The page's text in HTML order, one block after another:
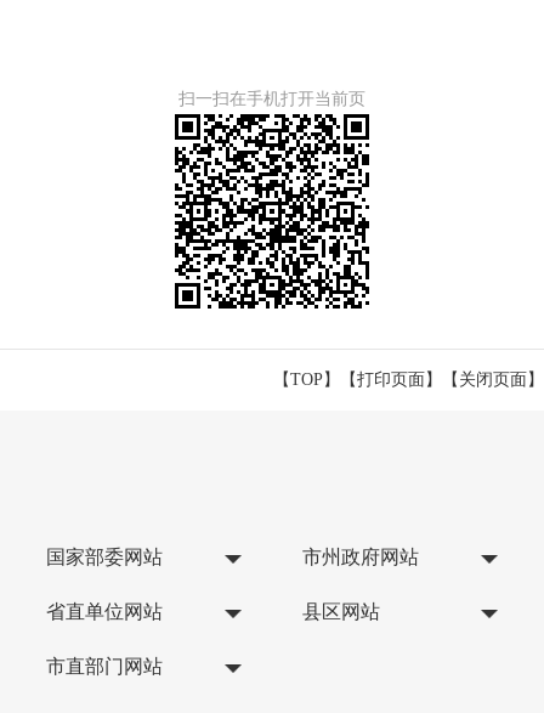
扫一扫在手机打开当前页
【TOP】 【打印页面】【 关闭页面】
国家部委网站 市州政府网站
省直单位网站 县区网站
市直部门网站